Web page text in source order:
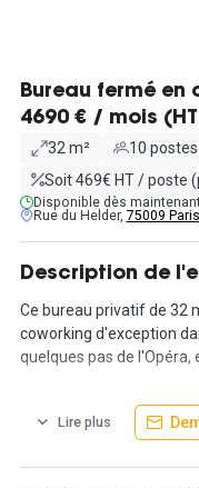
Bureau fermé en
4690 € / mois
32 m²
10 postes
Soit 469€ HT / poste
Disponible dès
Rue du Helder, 75009 Paris
Description de
Ce bureau privatif de 32
coworking d'exception
quelques pas de l'Opéra,
L'offre comprend des
un accès à internet très
flexible, permettant de
Lire plus